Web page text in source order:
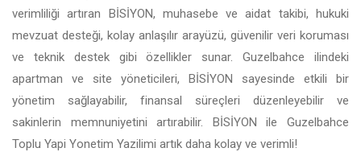
verimliliği artıran BİSİYON, muhasebe ve aidat takibi, hukuki
mevzuat desteği, kolay anlaşılır arayüzü, güvenilir veri koruması
ve teknik destek gibi özellikler sunar. Guzelbahce ilindeki
apartman ve site yöneticileri, BİSİYON sayesinde etkili bir
yönetim sağlayabilir, finansal süreçleri düzenleyebilir ve
sakinlerin memnuniyetini artırabilir. BİSİYON ile Guzelbahce
Toplu Yapi Yonetim Yazilimi artık daha kolay ve verimli!